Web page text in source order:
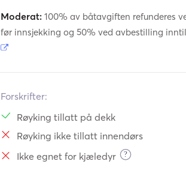
Moderat: 100% av båtavgiften refunderes
før innsjekking og 50% ved avbestilling
Forskrifter:
Røyking tillatt på dekk
Røyking ikke tillatt innendørs
Ikke egnet for kjæledyr
?